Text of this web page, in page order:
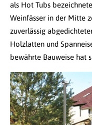
als Hot Tubs
Weinfässer in der Mitte
zuverlässig
Holzlatten und
bewährte Bauweise hat